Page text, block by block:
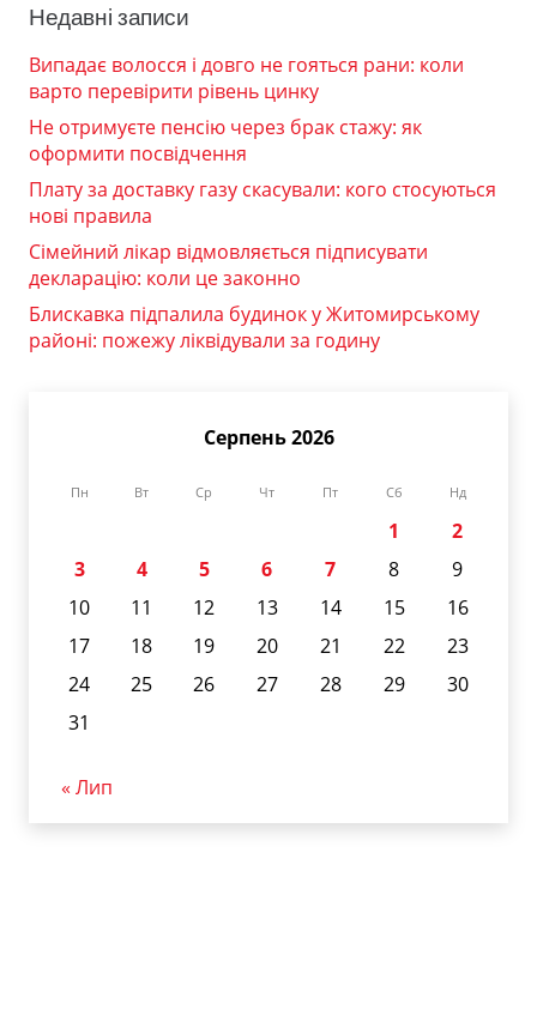
Недавні записи
Випадає волосся і довго не гояться рани: коли
варто перевірити рівень цинку
Не отримуєте пенсію через брак стажу: як
оформити посвідчення
Плату за доставку газу скасували: кого стосуються
нові правила
Сімейний лікар відмовляється підписувати
декларацію: коли це законно
Блискавка підпалила будинок у Житомирському
районі: пожежу ліквідували за годину
Серпень 2026
Пн Вт Ср Чт Пт Сб Нд
1
2
3
4 5 6 7 8
9
10
11 12 13 14 15
16
17
18 19 20 21 22
23
24
25 26 27 28 29
30
31
« Лип